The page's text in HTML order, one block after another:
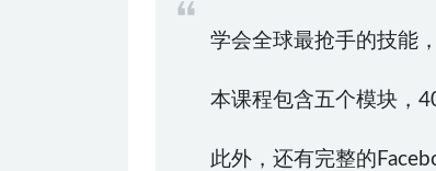
学会全球最抢手的技能
本课程包含五个模块，
此外，还有完整的